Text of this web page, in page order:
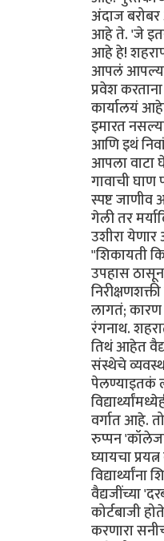
अंदाज
आहे ते. 'जे
आहे हे!
आपलं
प्रवेश
कार्यालयं
इमारत
आणि इथं
आपला वाटा
गावाची
स्पष्ट
गेली तर
उशीरा
"शिकायती
उपहास
लागतं; कारण
रंगनाथ.
तिथं आहेत
संस्थेचे
पेलण्याइतकं
वर्गात आहे.
रुप्पन
घ्यायचा
वैद्यजींच्या
कोर्टबाजी
करणारा